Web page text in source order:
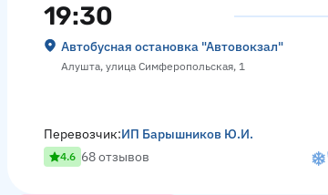
19:30
Автобусная остановка "Автовокзал"
Алушта, улица Симферопольская, 1
Перевозчик:ИП Барышников Ю.И.
4.6 68 отзывов